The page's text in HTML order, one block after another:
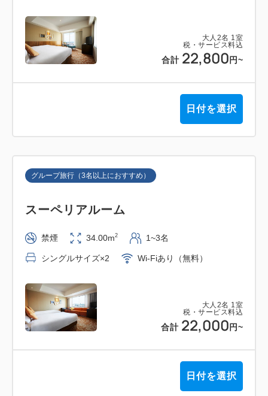
大人 2名 1室
税・サービス料込
合計 22,800 円~
日付を選択
大人 2名 1室
税・サービス料込
合計 22,000 円~
グループ旅行（3名以上におすすめ）
スーペリアルーム
禁煙 34.00m2 1~3名
シングルサイズ×2 Wi-Fiあり（無料）
日付を選択